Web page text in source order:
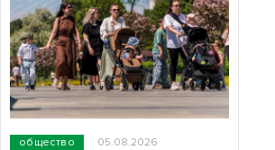
общество 05.08.2026